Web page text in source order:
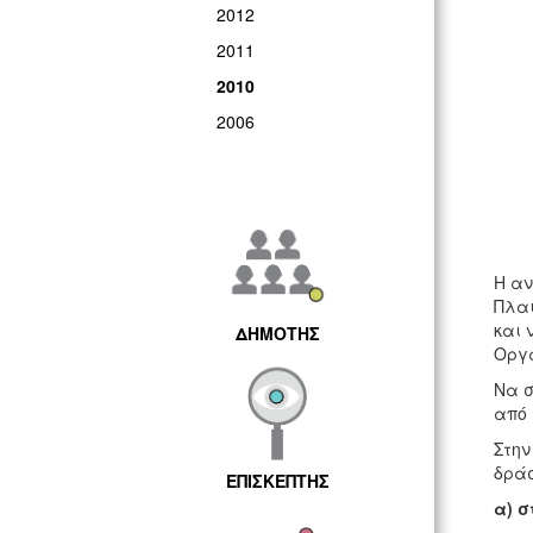
2012
2011
2010
2006
ΔΗΜΟΤΗΣ
ΕΠΙΣΚΕΠΤΗΣ
Η
και
Να
από
α)